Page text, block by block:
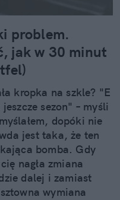
problem.
jak w 30 minut
kropka na szkle? "E
sezon" – myśli
dopóki nie
jest taka, że ten
bomba. Gdy
nagła zmiana
dalej i zamiast
wymiana